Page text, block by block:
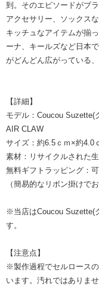
到。そのエピソードがブ
アクセサリー、ソックス
キッチュなアイテムが揃
ーナ、キールズなど日本
がどんどん広がっている
【詳細】
モデル：Coucou Suzette(
AIR CLAW
サイズ：約6.5ｃｍ×約4.0
素材：リサイクルされた
無料ギフトラッピング：
（簡易的なリボン掛けで
※当店はCoucou Suzette(
す。
【注意点】
※製作過程でセルロース
います。汚れではありま